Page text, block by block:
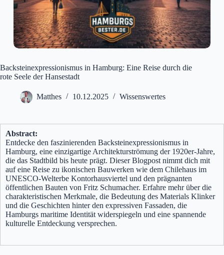
Backsteinexpressionismus in Hamburg: Eine Reise durch die
rote Seele der Hansestadt
Matthes 10.12.2025 Wissenswertes
Abstract:
Entdecke den faszinierenden Backsteinexpressionismus in
Hamburg, eine einzigartige Architekturströmung der 1920er-Jahre,
die das Stadtbild bis heute prägt. Dieser Blogpost nimmt dich mit
auf eine Reise zu ikonischen Bauwerken wie dem Chilehaus im
UNESCO-Welterbe Kontorhausviertel und den prägnanten
öffentlichen Bauten von Fritz Schumacher. Erfahre mehr über die
charakteristischen Merkmale, die Bedeutung des Materials Klinker
und die Geschichten hinter den expressiven Fassaden, die
Hamburgs maritime Identität widerspiegeln und eine spannende
kulturelle Entdeckung versprechen.